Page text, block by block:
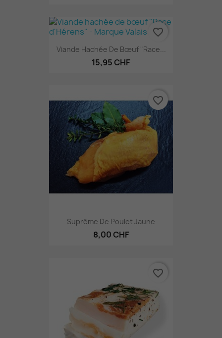
Viande Hachée De Bœuf "Race...
15,95 CHF
favorite_border
Suprême De Poulet Jaune
8,00 CHF
favorite_border
favorite_border